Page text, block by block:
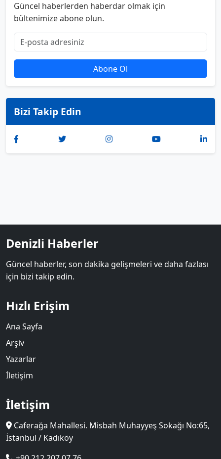
Güncel haberlerden haberdar olmak için
bültenimize abone olun.
Abone Ol
Bizi Takip Edin
Denizli Haberler
Güncel haberler, son dakika gelişmeleri ve daha fazlası
için bizi takip edin.
Hızlı Erişim
Ana Sayfa
Arşiv
Yazarlar
İletişim
İletişim
Caferağa Mahallesi. Misbah Muhayyeş Sokağı No:65,
İstanbul / Kadıköy